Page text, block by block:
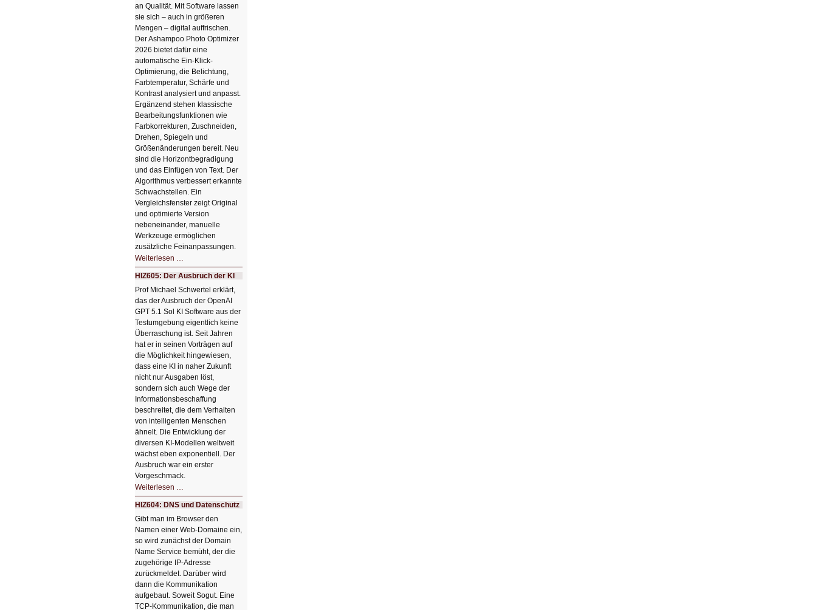
an Qualität. Mit Software lassen
sie sich – auch in größeren
Mengen – digital auffrischen.
Der Ashampoo Photo Optimizer
2026 bietet dafür eine
automatische Ein-Klick-
Optimierung, die Belichtung,
Farbtemperatur, Schärfe und
Kontrast analysiert und anpasst.
Ergänzend stehen klassische
Bearbeitungsfunktionen wie
Farbkorrekturen, Zuschneiden,
Drehen, Spiegeln und
Größenänderungen bereit. Neu
sind die Horizontbegradigung
und das Einfügen von Text. Der
Algorithmus verbessert erkannte
Schwachstellen. Ein
Vergleichsfenster zeigt Original
und optimierte Version
nebeneinander, manuelle
Werkzeuge ermöglichen
zusätzliche Feinanpassungen.
Weiterlesen …
Bildverschönerung
mit
einem
Klick
HIZ606:
Bildverschönerung
mit
einem
Klick
HIZ605: Der Ausbruch der KI
Prof Michael Schwertel erklärt,
das der Ausbruch der OpenAI
GPT 5.1 Sol KI Software aus der
Testumgebung eigentlich keine
Überraschung ist. Seit Jahren
hat er in seinen Vorträgen auf
die Möglichkeit hingewiesen,
dass eine KI in naher Zukunft
nicht nur Ausgaben löst,
sondern sich auch Wege der
Informationsbeschaffung
beschreitet, die dem Verhalten
von intelligenten Menschen
ähnelt. Die Entwicklung der
diversen KI-Modellen weltweit
wächst eben exponentiell. Der
Ausbruch war ein erster
Vorgeschmack.
Weiterlesen …
Der
Ausbruch
der
KI
HIZ604: DNS und Datenschutz
Gibt man im Browser den
Namen einer Web-Domaine ein,
so wird zunächst der Domain
Name Service bemüht, der die
zugehörige IP-Adresse
zurückmeldet. Darüber wird
dann die Kommunikation
aufgebaut. Soweit Sogut. Eine
TCP-Kommunikation, die man